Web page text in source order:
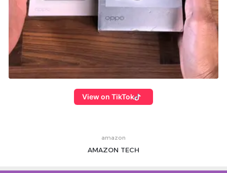
View on TikTok
amazon
AMAZON TECH